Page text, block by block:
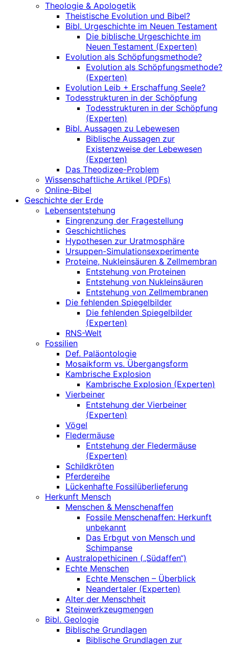
Theologie & Apologetik
Theistische Evolution und Bibel?
Bibl. Urgeschichte im Neuen Testament
Die biblische Urgeschichte im
Neuen Testament (Experten)
Evolution als Schöpfungsmethode?
Evolution als Schöpfungsmethode?
(Experten)
Evolution Leib + Erschaffung Seele?
Todesstrukturen in der Schöpfung
Todesstrukturen in der Schöpfung
(Experten)
Bibl. Aussagen zu Lebewesen
Biblische Aussagen zur
Existenzweise der Lebewesen
(Experten)
Das Theodizee-Problem
Wissenschaftliche Artikel (PDFs)
Online-Bibel
Geschichte der Erde
Lebensentstehung
Eingrenzung der Fragestellung
Geschichtliches
Hypothesen zur Uratmosphäre
Ursuppen-Simulationsexperimente
Proteine, Nukleinsäuren & Zellmembran
Entstehung von Proteinen
Entstehung von Nukleinsäuren
Entstehung von Zellmembranen
Die fehlenden Spiegelbilder
Die fehlenden Spiegelbilder
(Experten)
RNS-Welt
Fossilien
Def. Paläontologie
Mosaikform vs. Übergangsform
Kambrische Explosion
Kambrische Explosion (Experten)
Vierbeiner
Entstehung der Vierbeiner
(Experten)
Vögel
Fledermäuse
Entstehung der Fledermäuse
(Experten)
Schildkröten
Pferdereihe
Lückenhafte Fossilüberlieferung
Herkunft Mensch
Menschen & Menschenaffen
Fossile Menschenaffen: Herkunft
unbekannt
Das Erbgut von Mensch und
Schimpanse
Australopethicinen („Südaffen“)
Echte Menschen
Echte Menschen – Überblick
Neandertaler (Experten)
Alter der Menschheit
Steinwerkzeugmengen
Bibl. Geologie
Biblische Grundlagen
Biblische Grundlagen zur